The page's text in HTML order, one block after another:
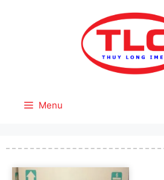
Menu